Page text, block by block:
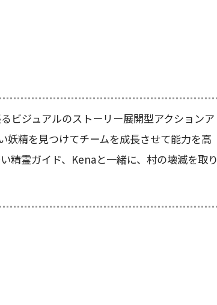
ビジュアルのストーリー展開型アクションア
妖精を見つけてチームを成長させて能力を高
精霊ガイド、Kenaと一緒に、村の壊滅を取り